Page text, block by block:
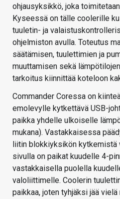
ohjausyksikkö, joka
Kyseessä on tälle coolerille
tuuletin- ja
ohjelmiston avulla. Toteutus
säätämisen, tuulettimien ja
muuttamisen sekä
tarkoitus kiinnittää koteloon
Commander Coressa on
emolevylle kytkettävä USB-
paikka yhdelle ulkoiselle
mukana). Vastakkaisessa
liitin blokkiyksikön kytkemistä
sivulla on paikat kuudelle 4-
vastakkaisella puolella
valoliittimelle. Coolerin
paikkaa, joten tyhjäksi jää